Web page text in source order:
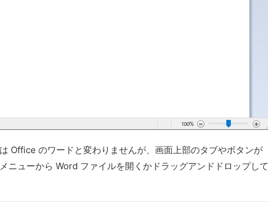
Office のワードと変わりませんが、画面上部のタブやボタンが
ニューから Word ファイルを開くかドラッグアンドドロップして